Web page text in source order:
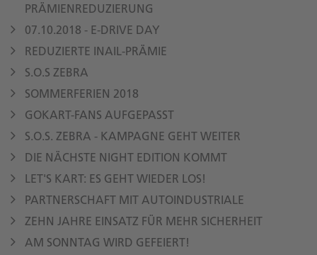
PRÄMIENREDUZIERUNG
07.10.2018 - E-DRIVE DAY
REDUZIERTE INAIL-PRÄMIE
S.O.S ZEBRA
SOMMERFERIEN 2018
GOKART-FANS AUFGEPASST
S.O.S. ZEBRA - KAMPAGNE GEHT WEITER
DIE NÄCHSTE NIGHT EDITION KOMMT
LET'S KART: ES GEHT WIEDER LOS!
PARTNERSCHAFT MIT AUTOINDUSTRIALE
ZEHN JAHRE EINSATZ FÜR MEHR SICHERHEIT
AM SONNTAG WIRD GEFEIERT!